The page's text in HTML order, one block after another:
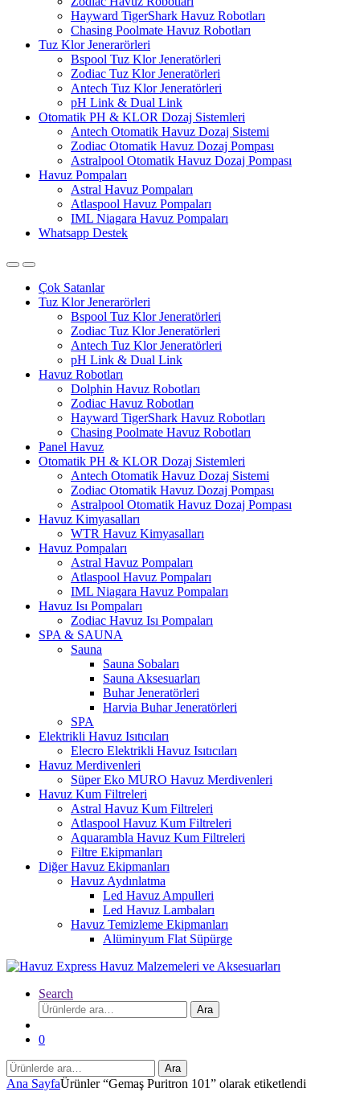
Hayward TigerShark Havuz Robotları
Chasing Poolmate Havuz Robotları
Tuz Klor Jenerarörleri
Bspool Tuz Klor Jeneratörleri
Zodiac Tuz Klor Jeneratörleri
Antech Tuz Klor Jeneratörleri
pH Link & Dual Link
Otomatik PH & KLOR Dozaj Sistemleri
Antech Otomatik Havuz Dozaj Sistemi
Zodiac Otomatik Havuz Dozaj Pompası
Astralpool Otomatik Havuz Dozaj Pompası
Havuz Pompaları
Astral Havuz Pompaları
Atlaspool Havuz Pompaları
IML Niagara Havuz Pompaları
Whatsapp Destek
Çok Satanlar
Tuz Klor Jenerarörleri
Bspool Tuz Klor Jeneratörleri
Zodiac Tuz Klor Jeneratörleri
Antech Tuz Klor Jeneratörleri
pH Link & Dual Link
Havuz Robotları
Dolphin Havuz Robotları
Zodiac Havuz Robotları
Hayward TigerShark Havuz Robotları
Chasing Poolmate Havuz Robotları
Panel Havuz
Otomatik PH & KLOR Dozaj Sistemleri
Antech Otomatik Havuz Dozaj Sistemi
Zodiac Otomatik Havuz Dozaj Pompası
Astralpool Otomatik Havuz Dozaj Pompası
Havuz Kimyasalları
WTR Havuz Kimyasalları
Havuz Pompaları
Astral Havuz Pompaları
Atlaspool Havuz Pompaları
IML Niagara Havuz Pompaları
Havuz Isı Pompaları
Zodiac Havuz Isı Pompaları
SPA & SAUNA
Sauna
Sauna Sobaları
Sauna Aksesuarları
Buhar Jeneratörleri
Harvia Buhar Jeneratörleri
SPA
Elektrikli Havuz Isıtıcıları
Elecro Elektrikli Havuz Isıtıcıları
Havuz Merdivenleri
Süper Eko MURO Havuz Merdivenleri
Havuz Kum Filtreleri
Astral Havuz Kum Filtreleri
Atlaspool Havuz Kum Filtreleri
Aquarambla Havuz Kum Filtreleri
Filtre Ekipmanları
Diğer Havuz Ekipmanları
Havuz Aydınlatma
Led Havuz Ampulleri
Led Havuz Lambaları
Havuz Temizleme Ekipmanları
Alüminyum Flat Süpürge
Search
Ara:
Ara
0
Ara:
Ara
Ana SayfaÜrünler “Gemaş Puritron 101” olarak etiketlendi